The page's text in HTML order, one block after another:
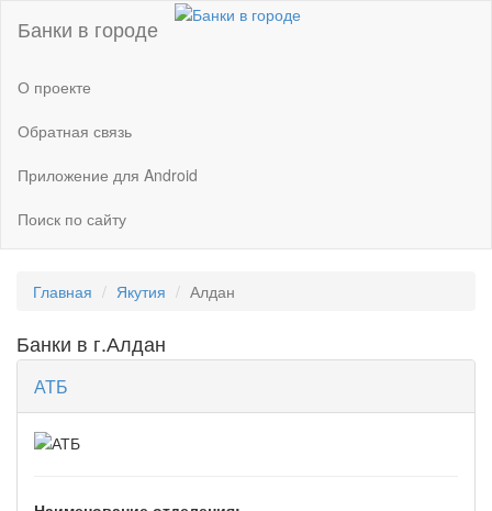
Банки в городе
О проекте
Обратная связь
Приложение для Android
Поиск по сайту
Главная Якутия Алдан
Банки в г.Алдан
АТБ